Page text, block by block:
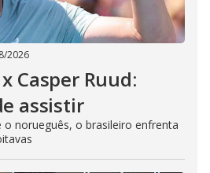
2026
Casper Ruud:
assistir
norueguês, o brasileiro enfrenta